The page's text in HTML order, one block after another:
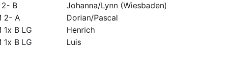
2- B Johanna/Lynn (Wiesbaden)
2- A Dorian/Pascal
1x B LG Henrich
1x B LG Luis